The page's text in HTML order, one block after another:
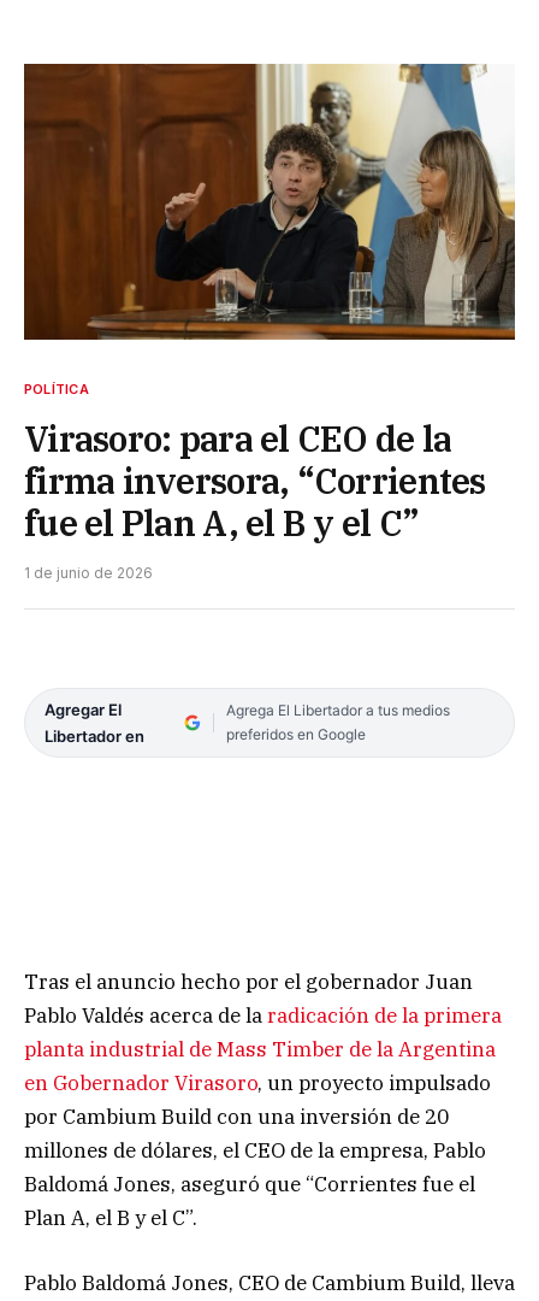
POLÍTICA
Virasoro: para el CEO de la
firma inversora, “Corrientes
fue el Plan A, el B y el C”
1 de junio de 2026
Agregar El
Libertador en
Agrega El Libertador a tus medios
preferidos en Google
Tras el anuncio hecho por el gobernador Juan
Pablo Valdés acerca de laradicación de la primera
planta industrial de Mass Timber de la Argentina
en Gobernador Virasoro, un proyecto impulsado
por Cambium Build con una inversión de 20
millones de dólares, el CEO de la empresa, Pablo
Baldomá Jones, aseguró que “Corrientes fue el
Plan A, el B y el C”.
Pablo Baldomá Jones, CEO de Cambium Build, lleva